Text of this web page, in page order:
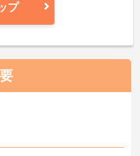
プ